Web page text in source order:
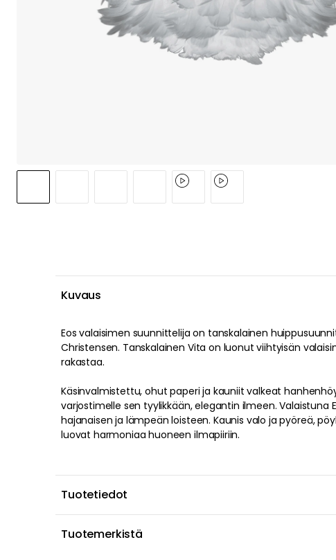
Kuvaus
Eos valaisimen suunnittelija on tanskalainen
Christensen. Tanskalainen Vita on luonut viihtyisän
rakastaa.
Käsinvalmistettu, ohut paperi ja kauniit valkeat
varjostimelle sen tyylikkään, elegantin ilmeen. Valaistuna
hajanaisen ja lämpeän loisteen. Kaunis valo ja pyöreä,
luovat harmoniaa huoneen ilmapiiriin.
Tuotetiedot
Tuotemerkistä